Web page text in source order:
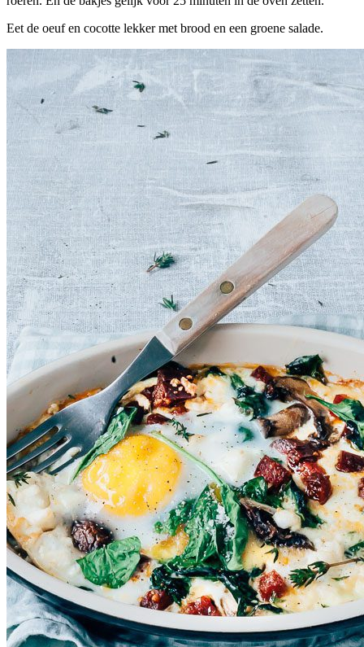
Eet de oeuf en cocotte lekker met brood en een groene salade.